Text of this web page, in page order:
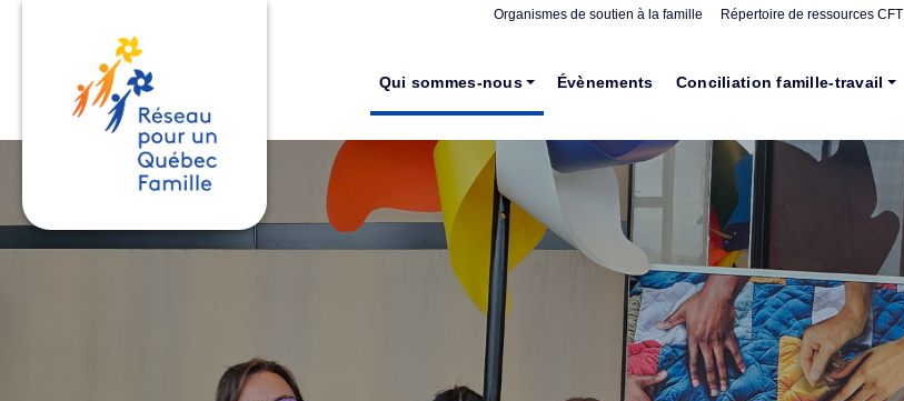
Organismes de soutien à la famille Répertoire de ressources CFT
Qui sommes-nous Évènements Conciliation famille-travail